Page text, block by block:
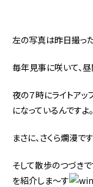
左の写真は昨日撮っ
毎年見事に咲いて、
夜の７時にライトアッ
になっているんですよ。
まさに、さくら爛漫で
そして散歩のつづき
を紹介しま～す